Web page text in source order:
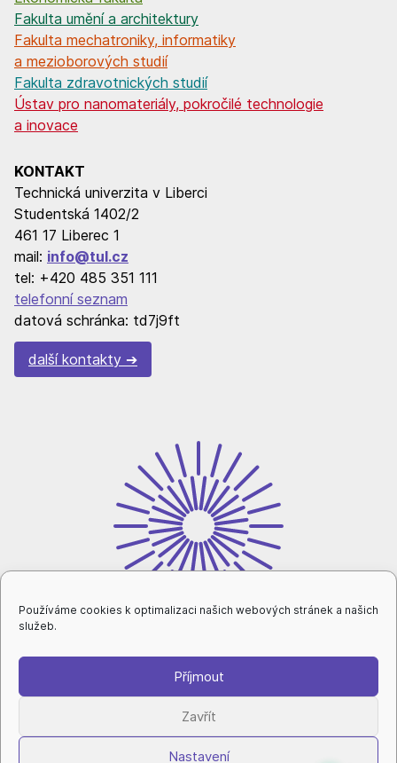
Používáme cookies k optimalizaci našich webových stránek a našich
služeb.
Příjmout
Zavřít
Nastavení
Fakulta umění a architektury
Fakulta mechatroniky, informatiky
a mezioborových studií
Fakulta zdravotnických studií
Ústav pro nanomateriály, pokročilé technologie
a inovace
KONTAKT
Technická univerzita v Liberci
Studentská 1402/2
461 17 Liberec 1
mail: info@tul.cz
tel: +420 485 351 111
telefonní seznam
datová schránka: td7j9ft
další kontakty
ochrana osobních údajů|nastavení cookies